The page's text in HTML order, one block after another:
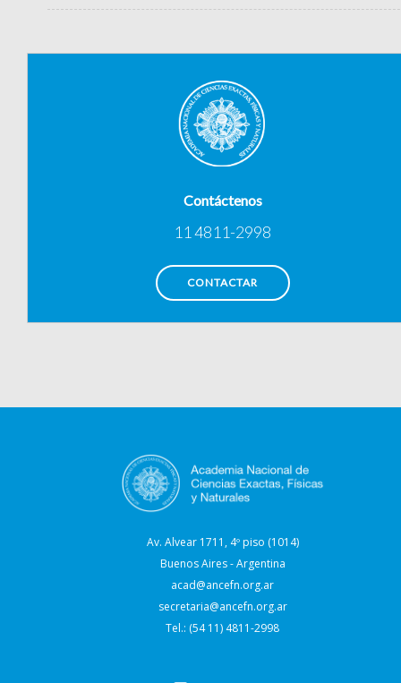
Contáctenos
11 4811-2998
CONTACTAR
Av. Alvear 1711, 4º piso (1014)
Buenos Aires - Argentina
acad@ancefn.org.ar
secretaria@ancefn.org.ar
Tel.: (54 11) 4811-2998